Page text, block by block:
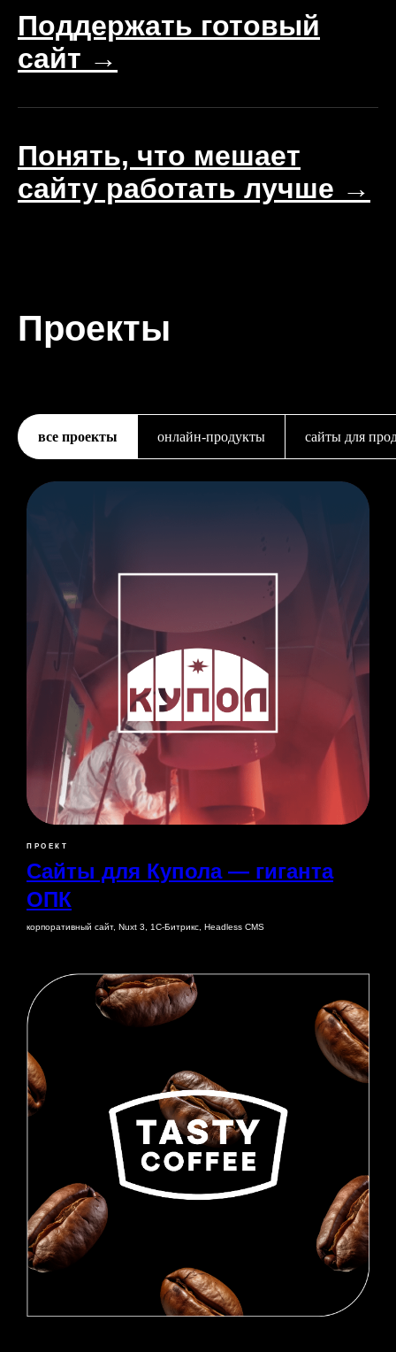
Поддержать готовый
сайт →
Понять, что мешает
сайту работать лучше →
Проекты
все проекты онлайн-продукты сайты для
ПРОЕКТ
Сайты для Купола — гиганта
ОПК
корпоративный сайт, Nuxt 3, 1C-Битрикс, Headless CMS